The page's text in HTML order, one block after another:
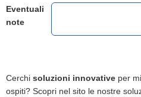
Eventuali
note
Cerchi soluzioni innovative per
ospiti? Scopri nel sito le nostre